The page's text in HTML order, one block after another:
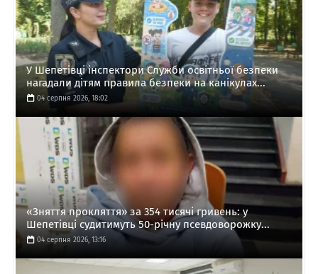
У Шепетівці інспектори Служби освітньої безпеки
нагадали дітям правила безпеки на канікулах...
04 серпня 2026, 18:02
«Зняття прокляття» за 354 тисячі гривень: у
Шепетівці судитимуть 50-річну псевдоворожку...
04 серпня 2026, 13:16